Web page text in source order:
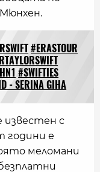
#ERASTOUR
#SWIFTIES
- SERINA GIHA
известен с
години е
меломани